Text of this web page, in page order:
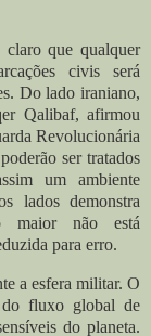
que qualquer
civis será
Do lado iraniano,
Qalibaf, afirmou
Revolucionária
ser tratados
um ambiente
lados demonstra
maior não está
para erro.
a esfera militar. O
do fluxo global de
do planeta.